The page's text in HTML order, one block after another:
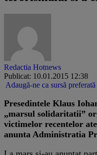
Redactia Hotnews
Publicat: 10.01.2015 12:38
Adaugă-ne ca sursă
Presedintele Klaus
„marsul solidaritatii”
victimelor recentelor
anunta Administratia